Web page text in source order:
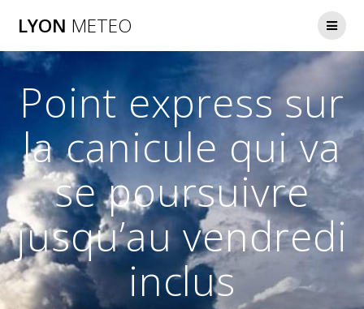
LYON METEO
Point express sur
la canicule qui va
se poursuivre
jusqu’au vendredi
inclus